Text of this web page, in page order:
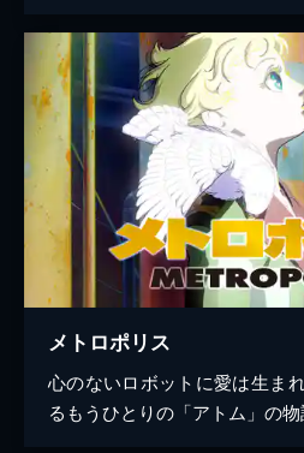
メトロポリス
心のないロボットに愛は生ま
るもうひとりの「アトム」の